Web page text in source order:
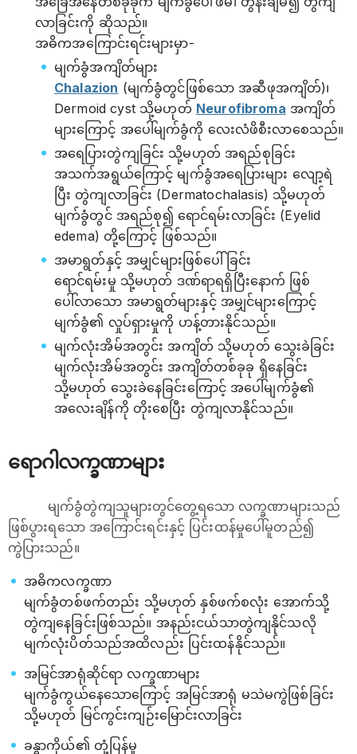
လာခြင်းကို ဆိုသည်။
အဓိကအကြောင်းရင်းများမှာ-
မျက်ခွံအကျိတ်များ
Chalazion (မျက်ခွံတွင်ဖြစ်သော အဆီဖုအကျိတ်)၊
Dermoid cyst သို့မဟုတ် Neurofibroma အကျိတ်
များကြောင့် အပေါ်မျက်ခွံကို လေးလံဖိစီးလာစေသည်။
အရေပြားတွဲကျခြင်း သို့မဟုတ် အရည်စုခြင်း
အသက်အရွယ်ကြောင့် မျက်ခွံအရေပြားများ လျော့ရဲ
ပြီး တွဲကျလာခြင်း (Dermatochalasis) သို့မဟုတ်
မျက်ခွံတွင် အရည်စု၍ ရောင်ရမ်းလာခြင်း (Eyelid
edema) တို့ကြောင့် ဖြစ်သည်။
အမာရွတ်နှင့် အမျှင်များဖြစ်ပေါ်ခြင်း
ရောင်ရမ်းမှု သို့မဟုတ် ဒဏ်ရာရရှိပြီးနောက် ဖြစ်
ပေါ်လာသော အမာရွတ်များနှင့် အမျှင်များကြောင့်
မျက်ခွံ၏ လှုပ်ရှားမှုကို ဟန့်တားနိုင်သည်။
မျက်လုံးအိမ်အတွင်း အကျိတ် သို့မဟုတ် သွေးခဲခြင်း
မျက်လုံးအိမ်အတွင်း အကျိတ်တစ်ခုခု ရှိနေခြင်း
သို့မဟုတ် သွေးခဲနေခြင်းကြောင့် အပေါ်မျက်ခွံ၏
အလေးချိန်ကို တိုးစေပြီး တွဲကျလာနိုင်သည်။
ရောဂါလက္ခဏာများ
မျက်ခွံတွဲကျသူများတွင်တွေ့ရသော လက္ခဏာများသည်
ဖြစ်ပွားရသော အကြောင်းရင်းနှင့် ပြင်းထန်မှုပေါ်မူတည်၍
ကွဲပြားသည်။
အဓိကလက္ခဏာ
မျက်ခွံတစ်ဖက်တည်း သို့မဟုတ် နှစ်ဖက်စလုံး အောက်သို့
တွဲကျနေခြင်းဖြစ်သည်။ အနည်းငယ်သာတွဲကျနိုင်သလို
မျက်လုံးပိတ်သည်အထိလည်း ပြင်းထန်နိုင်သည်။
အမြင်အာရုံဆိုင်ရာ လက္ခဏာများ
မျက်ခွံကွယ်နေသောကြောင့် အမြင်အာရုံ မသဲမကွဲဖြစ်ခြင်း
သို့မဟုတ် မြင်ကွင်းကျဉ်းမြောင်းလာခြင်း
ခန္ဓာကိုယ်၏ တုံ့ပြန်မှု